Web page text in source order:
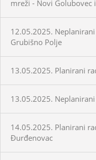
mreži - Novi Golubovec
12.05.2025.
Grubišno Polje
13.05.2025. Planirani
13.05.2025.
14.05.2025. Planirani
Đurđenovac